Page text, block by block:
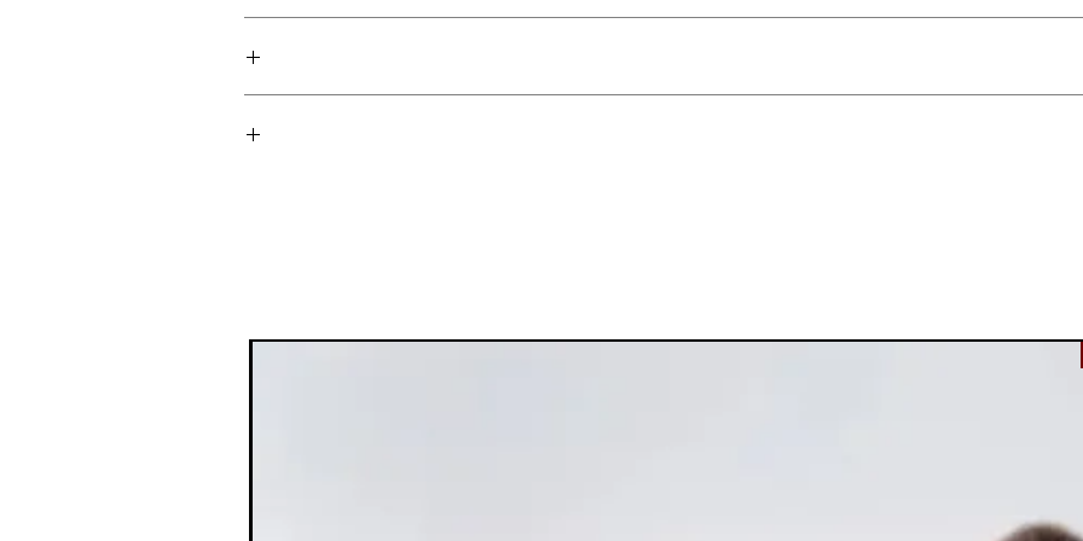
מראה מודרני ומינימליסטי, הגרסה הכסופה היא עבורך. אם את מעדיפה את הקלאסיקה של שרלוט, הגרסה